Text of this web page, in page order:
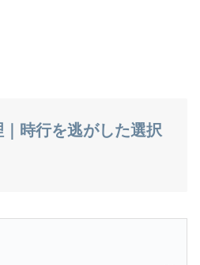
時行を逃がした選択